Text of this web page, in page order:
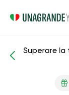
Meditazioni
Superare la